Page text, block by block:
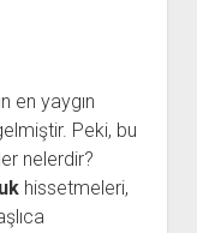
en yaygın
Peki, bu
nelerdir?
hissetmeleri,